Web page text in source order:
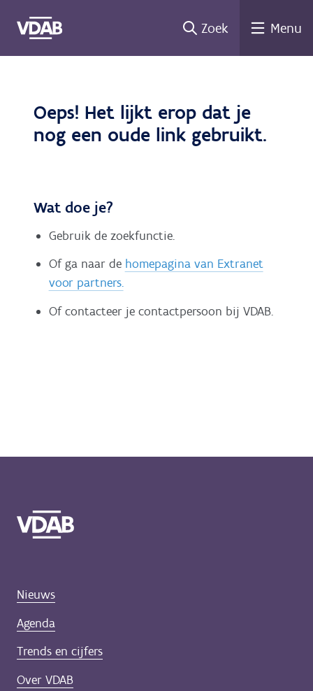
naar
Zoek Menu
Oeps! Het lijkt erop dat je
nog een oude link gebruikt.
Wat doe je?
Gebruik de zoekfunctie.
Of ga naar de homepagina van Extranet
voor partners.
Of contacteer je contactpersoon bij VDAB.
Nieuws
Agenda
Trends en cijfers
Over VDAB